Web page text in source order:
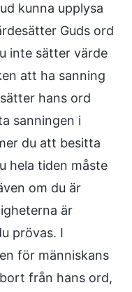
kunna upplysa
Guds ord
inte sätter värde
att ha sanning
hans ord
sanningen i
du att besitta
hela tiden måste
om du är
är
prövas. I
för människans
från hans ord,